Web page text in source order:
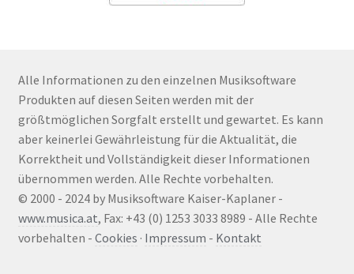
Alle Informationen zu den einzelnen Musiksoftware
Produkten auf diesen Seiten werden mit der
größtmöglichen Sorgfalt erstellt und gewartet. Es kann
aber keinerlei Gewährleistung für die Aktualität, die
Korrektheit und Vollständigkeit dieser Informationen
übernommen werden. Alle Rechte vorbehalten.
© 2000 - 2024 by Musiksoftware Kaiser-Kaplaner -
www.musica.at, Fax: +43 (0) 1253 3033 8989 - Alle Rechte
vorbehalten - Cookies · Impressum - Kontakt